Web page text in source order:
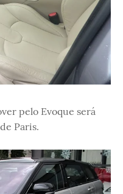
pelo Evoque será
Paris.